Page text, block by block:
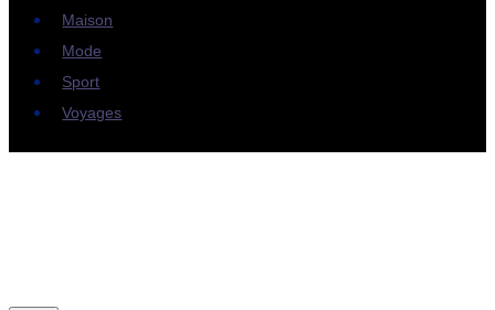
Maison
Mode
Sport
Voyages